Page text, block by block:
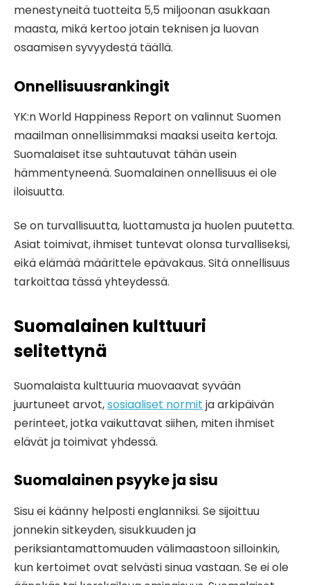
menestyneitä tuotteita 5,5 miljoonan asukkaan
maasta, mikä kertoo jotain teknisen ja luovan
osaamisen syvyydestä täällä.
Onnellisuusrankingit
YK:n World Happiness Report on valinnut Suomen
maailman onnellisimmaksi maaksi useita kertoja.
Suomalaiset itse suhtautuvat tähän usein
hämmentyneenä. Suomalainen onnellisuus ei ole
iloisuutta.
Se on turvallisuutta, luottamusta ja huolen puutetta.
Asiat toimivat, ihmiset tuntevat olonsa turvalliseksi,
eikä elämää määrittele epävakaus. Sitä onnellisuus
tarkoittaa tässä yhteydessä.
Suomalainen kulttuuri
selitettynä
Suomalaista kulttuuria muovaavat syvään
juurtuneet arvot,sosiaaliset normit ja arkipäivän
perinteet, jotka vaikuttavat siihen, miten ihmiset
elävät ja toimivat yhdessä.
Suomalainen psyyke ja sisu
Sisu ei käänny helposti englanniksi. Se sijoittuu
jonnekin sitkeyden, sisukkuuden ja
periksiantamattomuuden välimaastoon silloinkin,
kun kertoimet ovat selvästi sinua vastaan. Se ei ole